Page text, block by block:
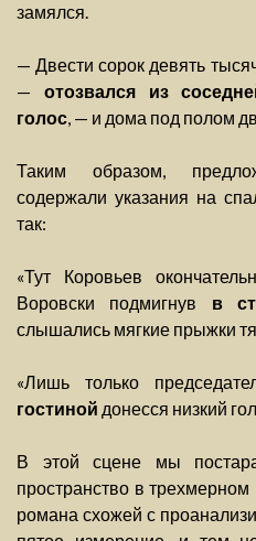
замялся.
— Двести сорок девять
— отозвался из
голос, — и дома под полом
Таким образом,
содержали указания на
так:
«Тут Коровьев
Воровски подмигнув в
слышались мягкие прыжки
«Лишь только
гостиной донесся низкий
В этой сцене мы
пространство в
романа схожей с